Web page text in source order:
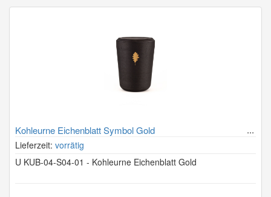
Kohleurne Eichenblatt Symbol Gold
Lieferzeit: vorrätig
U KUB-04-S04-01 - Kohleurne Eichenblatt Gold